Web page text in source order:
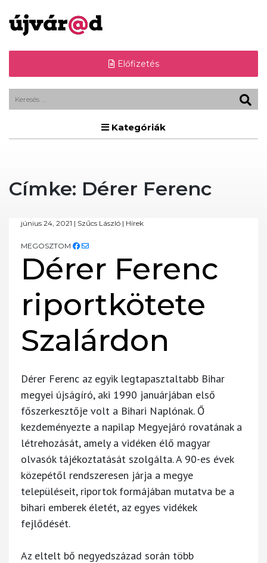
Előfizetés
Kategóriák
Címke: Dérer Ferenc
június 24, 2021 | Szűcs László | Hírek
MEGOSZTOM
Dérer Ferenc
riportkötete
Szalárdon
Dérer Ferenc az egyik legtapasztaltabb Bihar
megyei újságíró, aki 1990 januárjában első
főszerkesztője volt a Bihari Naplónak. Ő
kezdeményezte a napilap Megyejáró rovatának a
létrehozását, amely a vidéken élő magyar
olvasók tájékoztatását szolgálta. A 90-es évek
közepétől rendszeresen járja a megye
településeit, riportok formájában mutatva be a
bihari emberek életét, az egyes vidékek
fejlődését.
Az eltelt bő negyedszázad során több